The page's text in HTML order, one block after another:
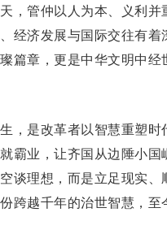
管仲以人为本、义利并
经济发展与国际交往有
篇章，更是中华文明中
是改革者以智慧重塑时
霸业，让齐国从边陲小
谈理想，而是立足现实
跨越千年的治世智慧，至